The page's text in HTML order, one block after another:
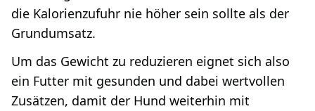
die Kalorienzufuhr nie höher sein sollte als der
Grundumsatz.
Um das Gewicht zu reduzieren eignet sich also
ein Futter mit gesunden und dabei wertvollen
Zusätzen, damit der Hund weiterhin mit